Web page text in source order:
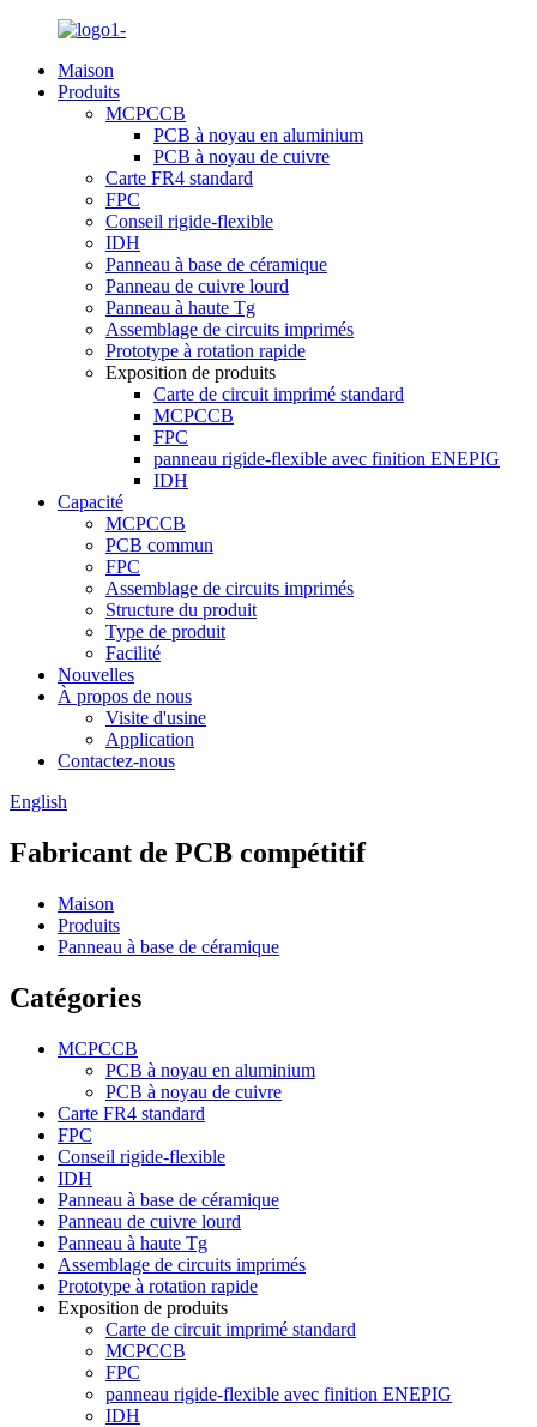
Maison
Produits
MCPCCB
PCB à noyau en aluminium
PCB à noyau de cuivre
Carte FR4 standard
FPC
Conseil rigide-flexible
IDH
Panneau à base de céramique
Panneau de cuivre lourd
Panneau à haute Tg
Assemblage de circuits imprimés
Prototype à rotation rapide
Exposition de produits
Carte de circuit imprimé standard
MCPCCB
FPC
panneau rigide-flexible avec finition ENEPIG
IDH
Capacité
MCPCCB
PCB commun
FPC
Assemblage de circuits imprimés
Structure du produit
Type de produit
Facilité
Nouvelles
À propos de nous
Visite d'usine
Application
Contactez-nous
English
Fabricant de PCB compétitif
Maison
Produits
Panneau à base de céramique
Catégories
MCPCCB
PCB à noyau en aluminium
PCB à noyau de cuivre
Carte FR4 standard
FPC
Conseil rigide-flexible
IDH
Panneau à base de céramique
Panneau de cuivre lourd
Panneau à haute Tg
Assemblage de circuits imprimés
Prototype à rotation rapide
Exposition de produits
Carte de circuit imprimé standard
MCPCCB
FPC
panneau rigide-flexible avec finition ENEPIG
IDH